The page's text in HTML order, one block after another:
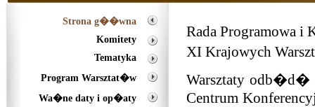
Strona g��wna
Komitety
Tematyka
Program Warsztat�w
Wa�ne daty i op�aty
Rada Programowa
XI Krajowych
Warsztaty odb�d�
Centrum